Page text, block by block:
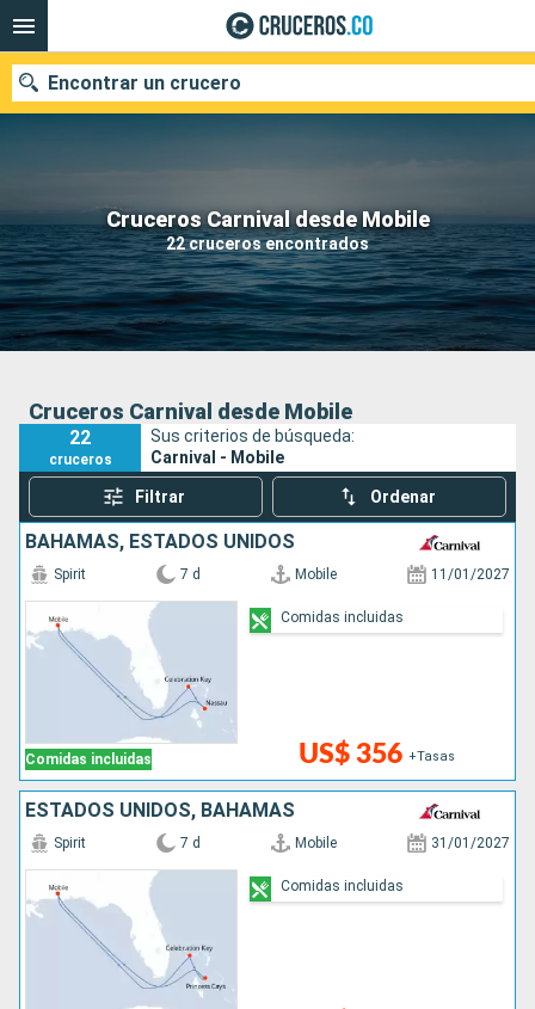
Cruceros Carnival desde Mobile
22 cruceros encontrados
Encontrar un crucero
Fecha de salida
Buscar
Cruceros Carnival desde Mobile
22
cruceros
Sus criterios de búsqueda:
Carnival - Mobile
Filtrar Ordenar
BAHAMAS, ESTADOS UNIDOS
Comidas incluidas
Spirit 7 d Mobile 11/01/2027
US$ 356 +Tasas
Comidas incluidas
ESTADOS UNIDOS, BAHAMAS
Spirit 7 d Mobile 31/01/2027
Comidas incluidas